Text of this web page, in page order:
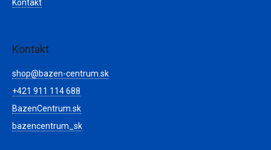
Kontakt
Kontakt
shop@bazen-centrum.sk
+421 911 114 688
BazenCentrum.sk
bazencentrum_sk